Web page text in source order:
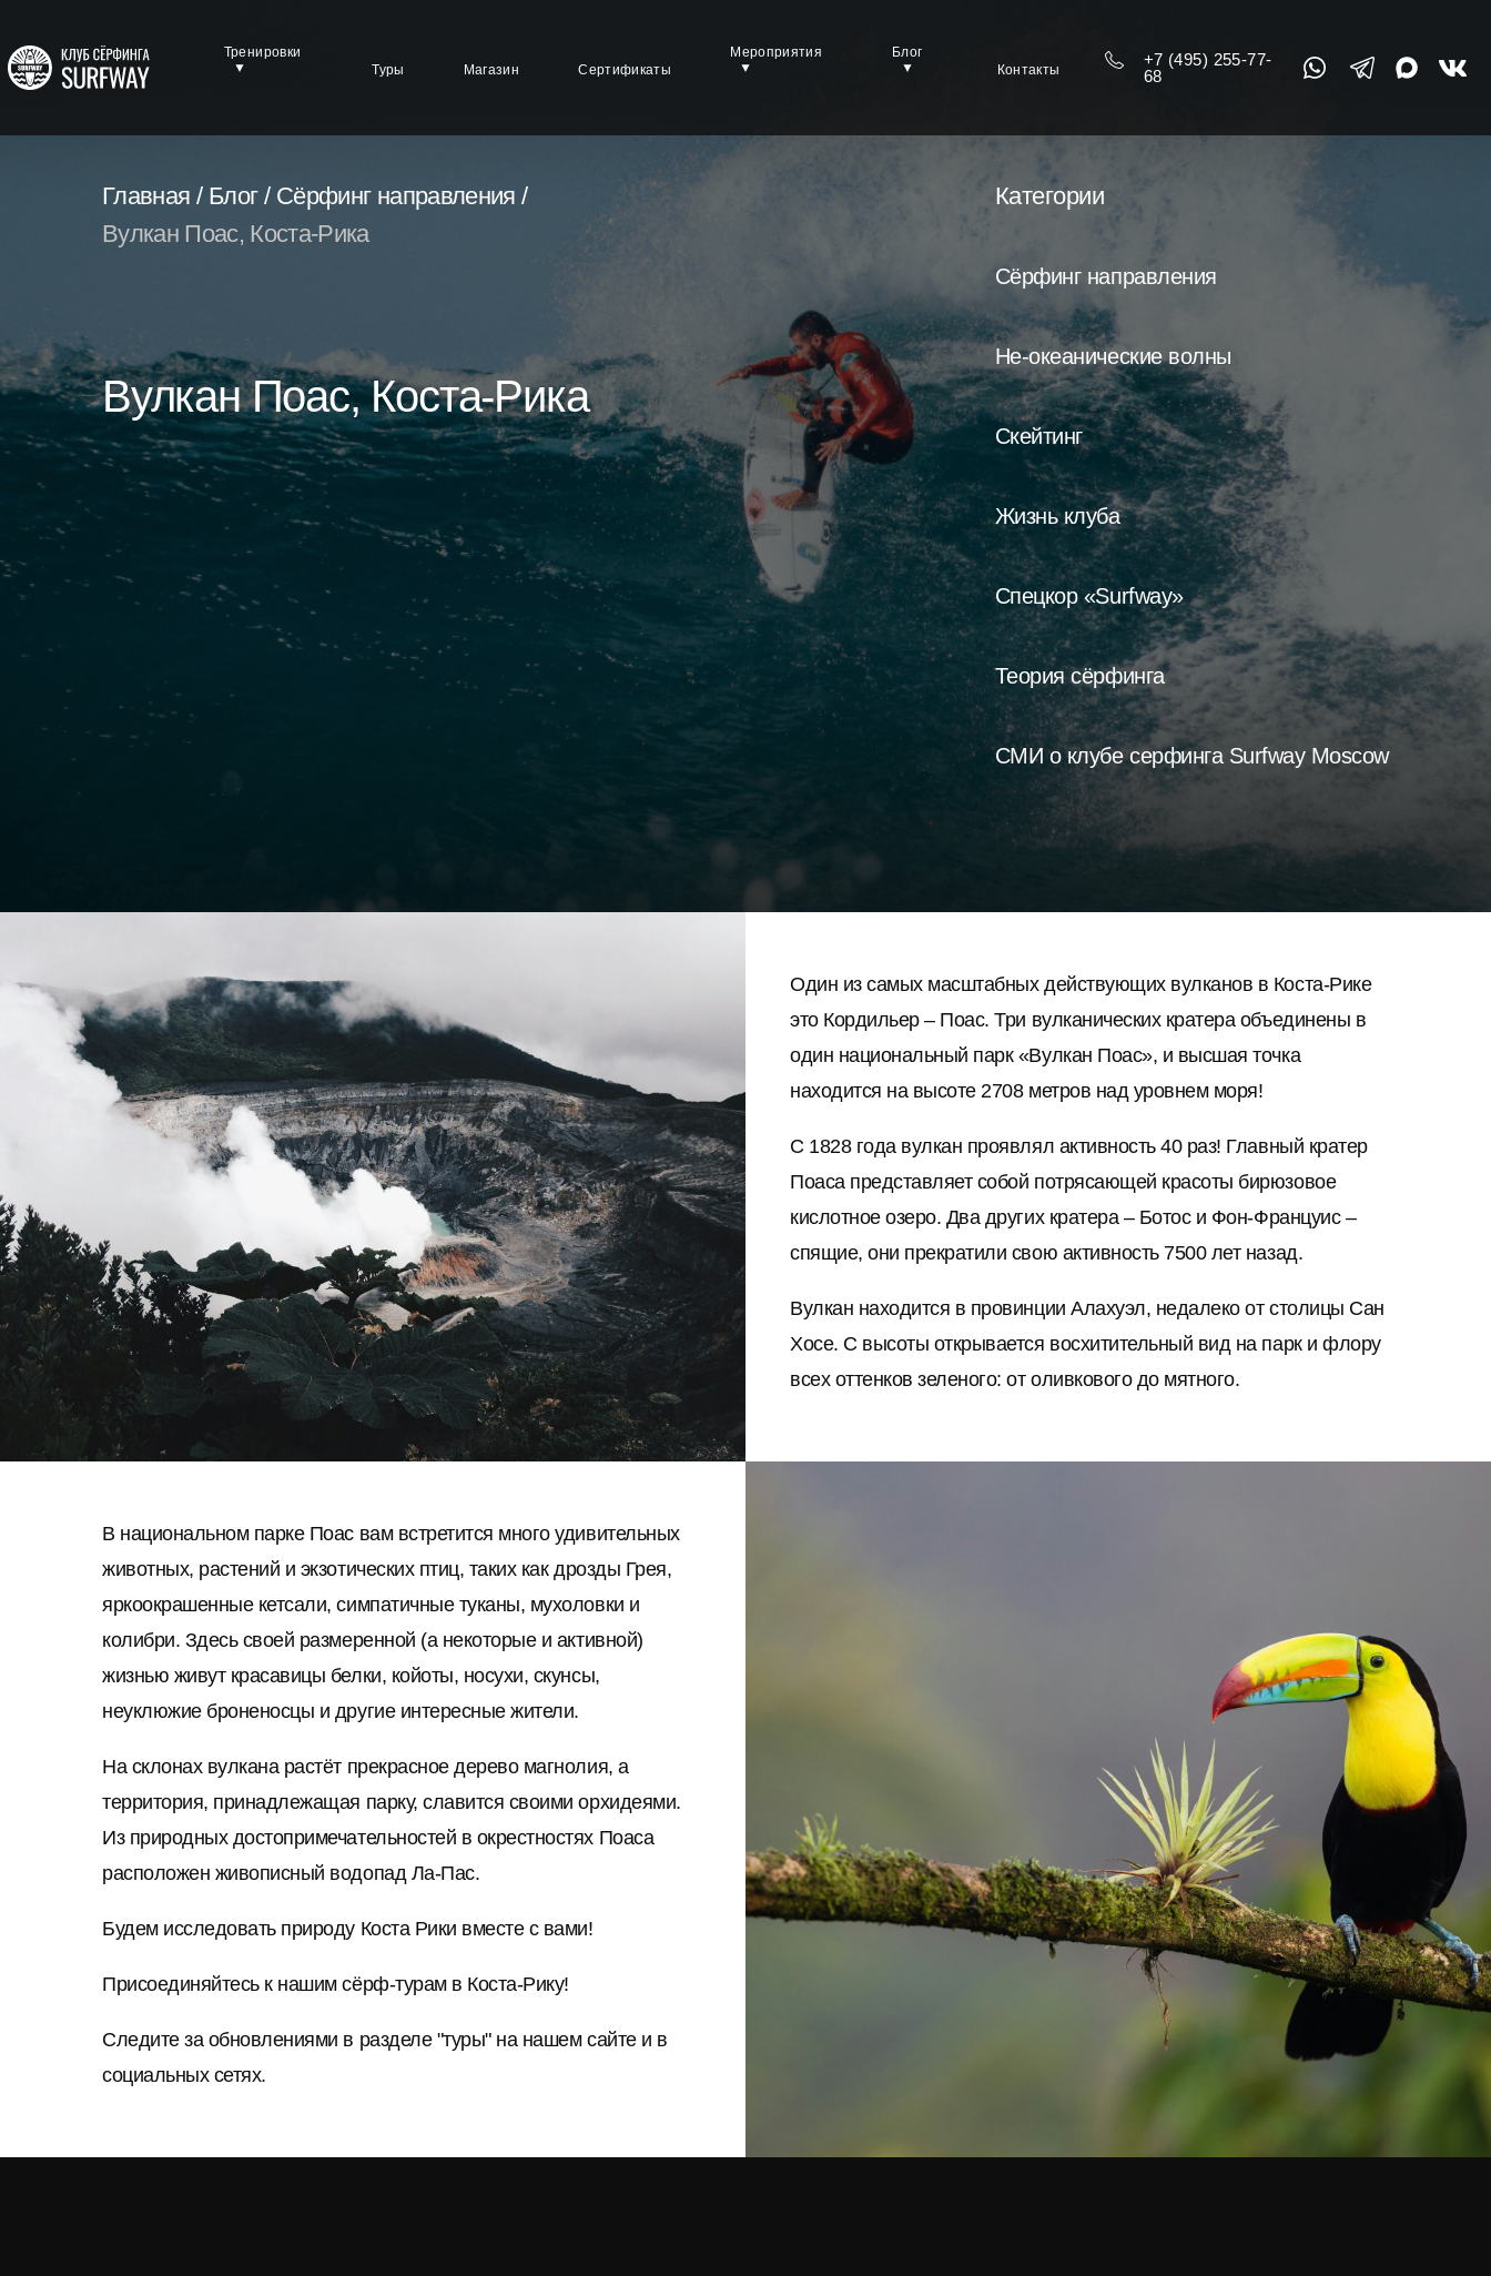
Тренировки
Туры
Магазин Сертификаты
Мероприятия
Блог
Контакты
+7 (495) 255-77-
68
Главная / Блог / Сёрфинг направления /
Вулкан Поас, Коста-Рика
Вулкан Поас, Коста-Рика
Категории
Сёрфинг направления
Не-океанические волны
Скейтинг
Жизнь клуба
Спецкор «Surfway»
Теория сёрфинга
СМИ о клубе серфинга Surfway Moscow
Один из самых масштабных действующих вулканов в Коста-Рике
это Кордильер – Поас. Три вулканических кратера объединены в
один национальный парк «Вулкан Поас», и высшая точка
находится на высоте 2708 метров над уровнем моря!
С 1828 года вулкан проявлял активность 40 раз! Главный кратер
Поаса представляет собой потрясающей красоты бирюзовое
кислотное озеро. Два других кратера – Ботос и Фон-Француис –
спящие, они прекратили свою активность 7500 лет назад.
Вулкан находится в провинции Алахуэл, недалеко от столицы Сан
Хосе. С высоты открывается восхитительный вид на парк и флору
всех оттенков зеленого: от оливкового до мятного.
В национальном парке Поас вам встретится много удивительных
животных, растений и экзотических птиц, таких как дрозды Грея,
яркоокрашенные кетсали, симпатичные туканы, мухоловки и
колибри. Здесь своей размеренной (а некоторые и активной)
жизнью живут красавицы белки, койоты, носухи, скунсы,
неуклюжие броненосцы и другие интересные жители.
На склонах вулкана растёт прекрасное дерево магнолия, а
территория, принадлежащая парку, славится своими орхидеями.
Из природных достопримечательностей в окрестностях Поаса
расположен живописный водопад Ла-Пас.
Будем исследовать природу Коста Рики вместе с вами!
Присоединяйтесь к нашим сёрф-турам в Коста-Рику!
Следите за обновлениями в разделе "туры" на нашем сайте и в
социальных сетях.